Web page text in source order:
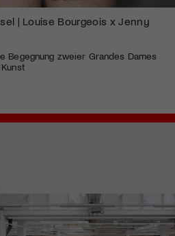
| Louise Bourgeois x Jenny
Begegnung zweier Grandes Dames